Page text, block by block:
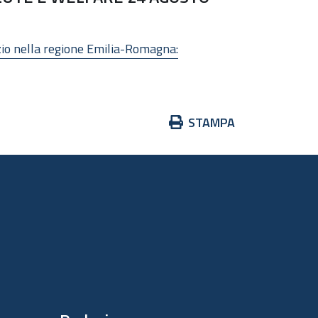
nella regione Emilia-Romagna:
Azioni
documento
STAMPA